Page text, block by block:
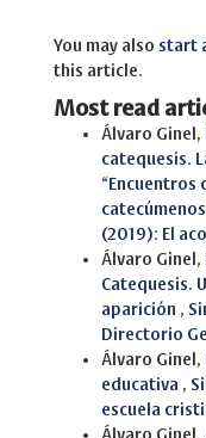
You may also start
this article.
Most read
Álvaro Ginel,
catequesis.
“Encuentros
(2019): El
Álvaro Ginel,
Catequesis.
aparición ,
Directorio
Álvaro Ginel,
educativa ,
escuela